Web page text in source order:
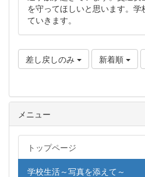
を守ってほしいと思います。
ていきます。
差し戻しのみ 新着順
メニュー
トップページ
学校生活～写真を添えて～